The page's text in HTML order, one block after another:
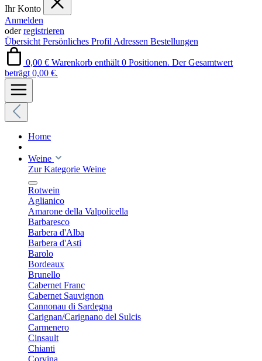
Ihr Konto
Anmelden
oderregistrieren
Übersicht Persönliches Profil Adressen Bestellungen
0,00 € Warenkorb enthält 0 Positionen. Der Gesamtwert
beträgt 0,00 €.
Home
Weine
Zur Kategorie Weine
Rotwein
Aglianico
Amarone della Valpolicella
Barbaresco
Barbera d'Alba
Barbera d'Asti
Barolo
Bordeaux
Brunello
Cabernet Franc
Cabernet Sauvignon
Cannonau di Sardegna
Carignan/Carignano del Sulcis
Carmenero
Cinsault
Chianti
Corvina